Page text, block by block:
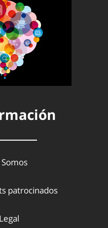
patrocinados